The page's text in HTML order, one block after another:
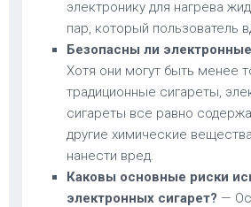
электронику для нагрева
пар, который пользователь
Безопасны ли
Хотя они могут быть менее
традиционные сигареты,
сигареты все равно
другие химические
нанести вред.
Каковы основные риски
электронных сигарет? —